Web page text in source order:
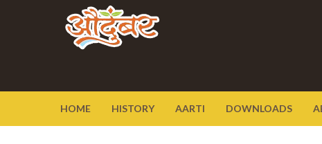
HOME HISTORY AARTI DOWNLOADS